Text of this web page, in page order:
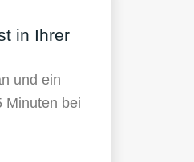
in Ihrer
und ein
Minuten bei